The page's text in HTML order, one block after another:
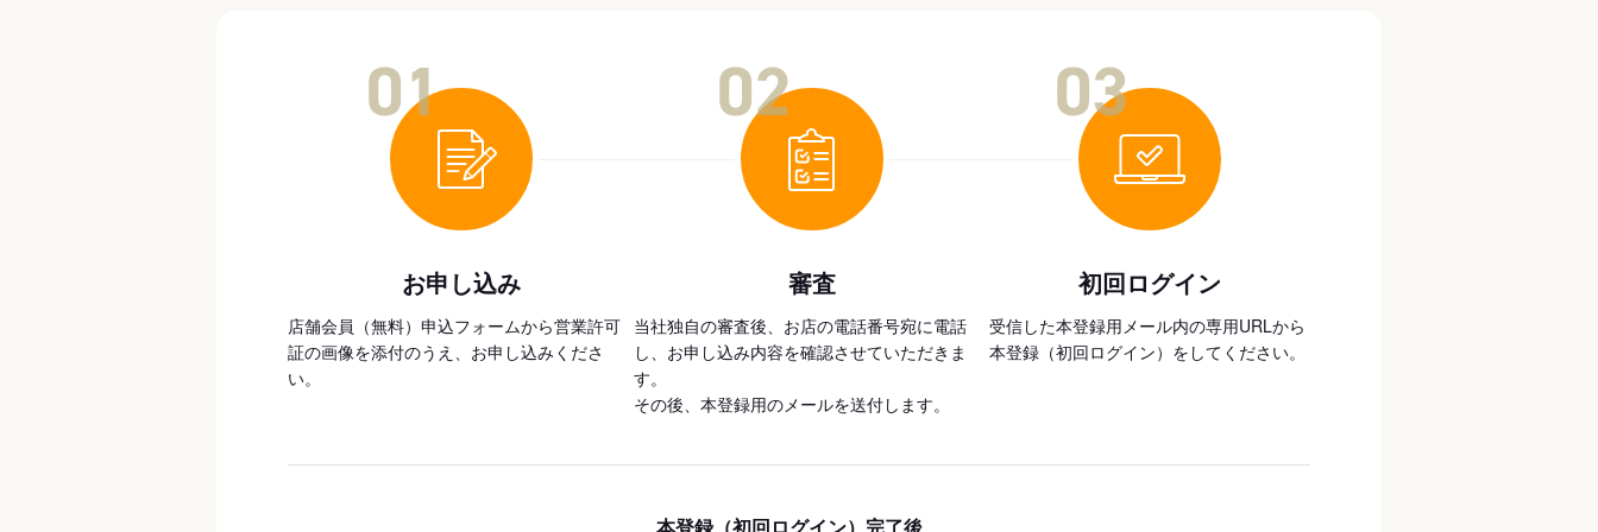
お申し込み
店舗会員（無料）申込フォームから営業許可
証の画像を添付のうえ、お申し込みくださ
い。
審査
当社独自の審査後、お店の電話番号宛に電話
し、お申し込み内容を確認させていただきま
す。
その後、本登録用のメールを送付します。
初回ログイン
受信した本登録用メール内の専用URLから
本登録（初回ログイン）をしてください。